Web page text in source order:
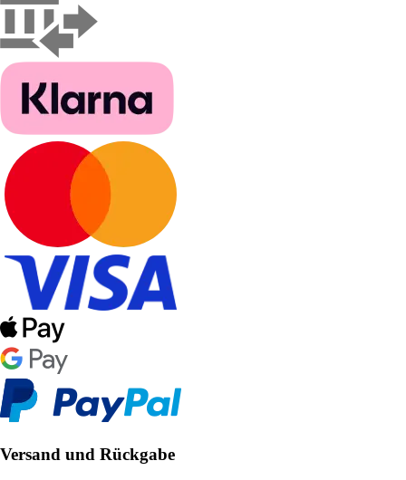
Versand und Rückgabe